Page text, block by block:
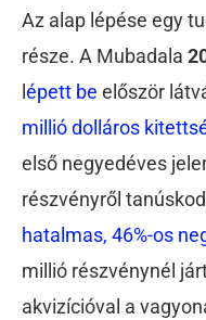
Az alap lépése egy
része. A Mubadala
épett be először
millió dolláros
első negyedéves
részvényről
hatalmas, 46%-os
millió részvénynél
akvizícióval a